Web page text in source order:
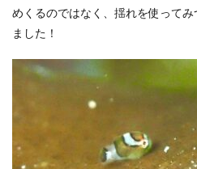
めくるのではなく、揺れを使って
ました！